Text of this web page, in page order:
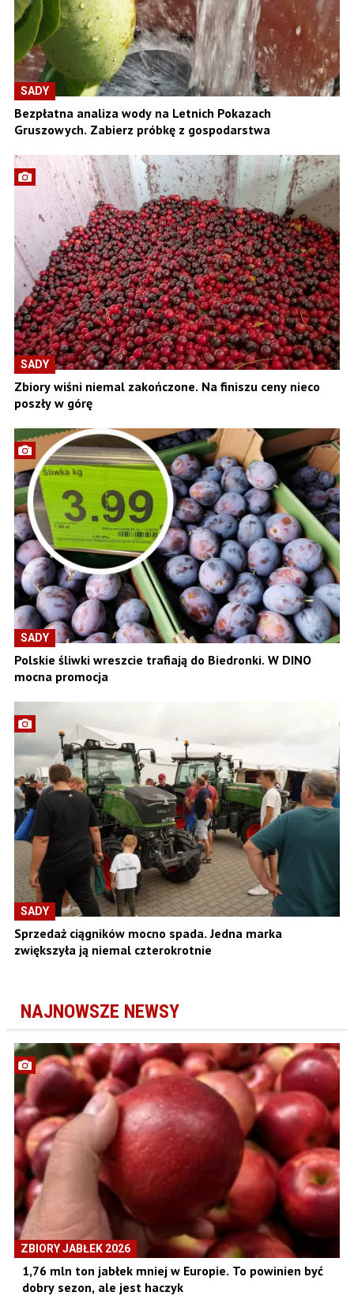
SADY
Bezpłatna analiza wody na Letnich Pokazach
Gruszowych. Zabierz próbkę z gospodarstwa
SADY
Zbiory wiśni niemal zakończone. Na finiszu ceny nieco
poszły w górę
SADY
Polskie śliwki wreszcie trafiają do Biedronki. W DINO
mocna promocja
SADY
Sprzedaż ciągników mocno spada. Jedna marka
zwiększyła ją niemal czterokrotnie
NAJNOWSZE NEWSY
ZBIORY JABŁEK 2026
1,76 mln ton jabłek mniej w Europie. To powinien być
dobry sezon, ale jest haczyk